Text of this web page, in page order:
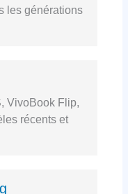
les générations
VivoBook Flip,
récents et